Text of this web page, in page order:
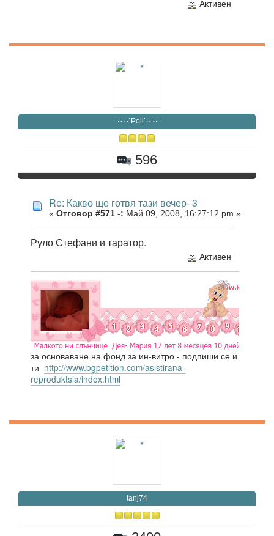
Активен
˙·٠٠·˙Poli˙·٠٠·˙
596
Re: Какво ще готвя тази вечер- 3
« Отговор #571 -: Май 09, 2008, 16:27:12 pm »
Руло Стефани и таратор.
Активен
за основаване на фонд за ин-витро - подпиши се и
ти http://www.bgpetition.com/asistirana-
reproduktsia/index.html
tanj74